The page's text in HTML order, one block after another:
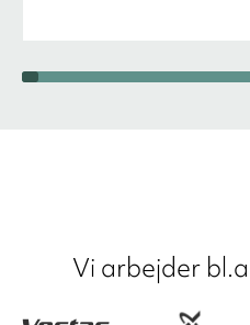
Vi arbejder